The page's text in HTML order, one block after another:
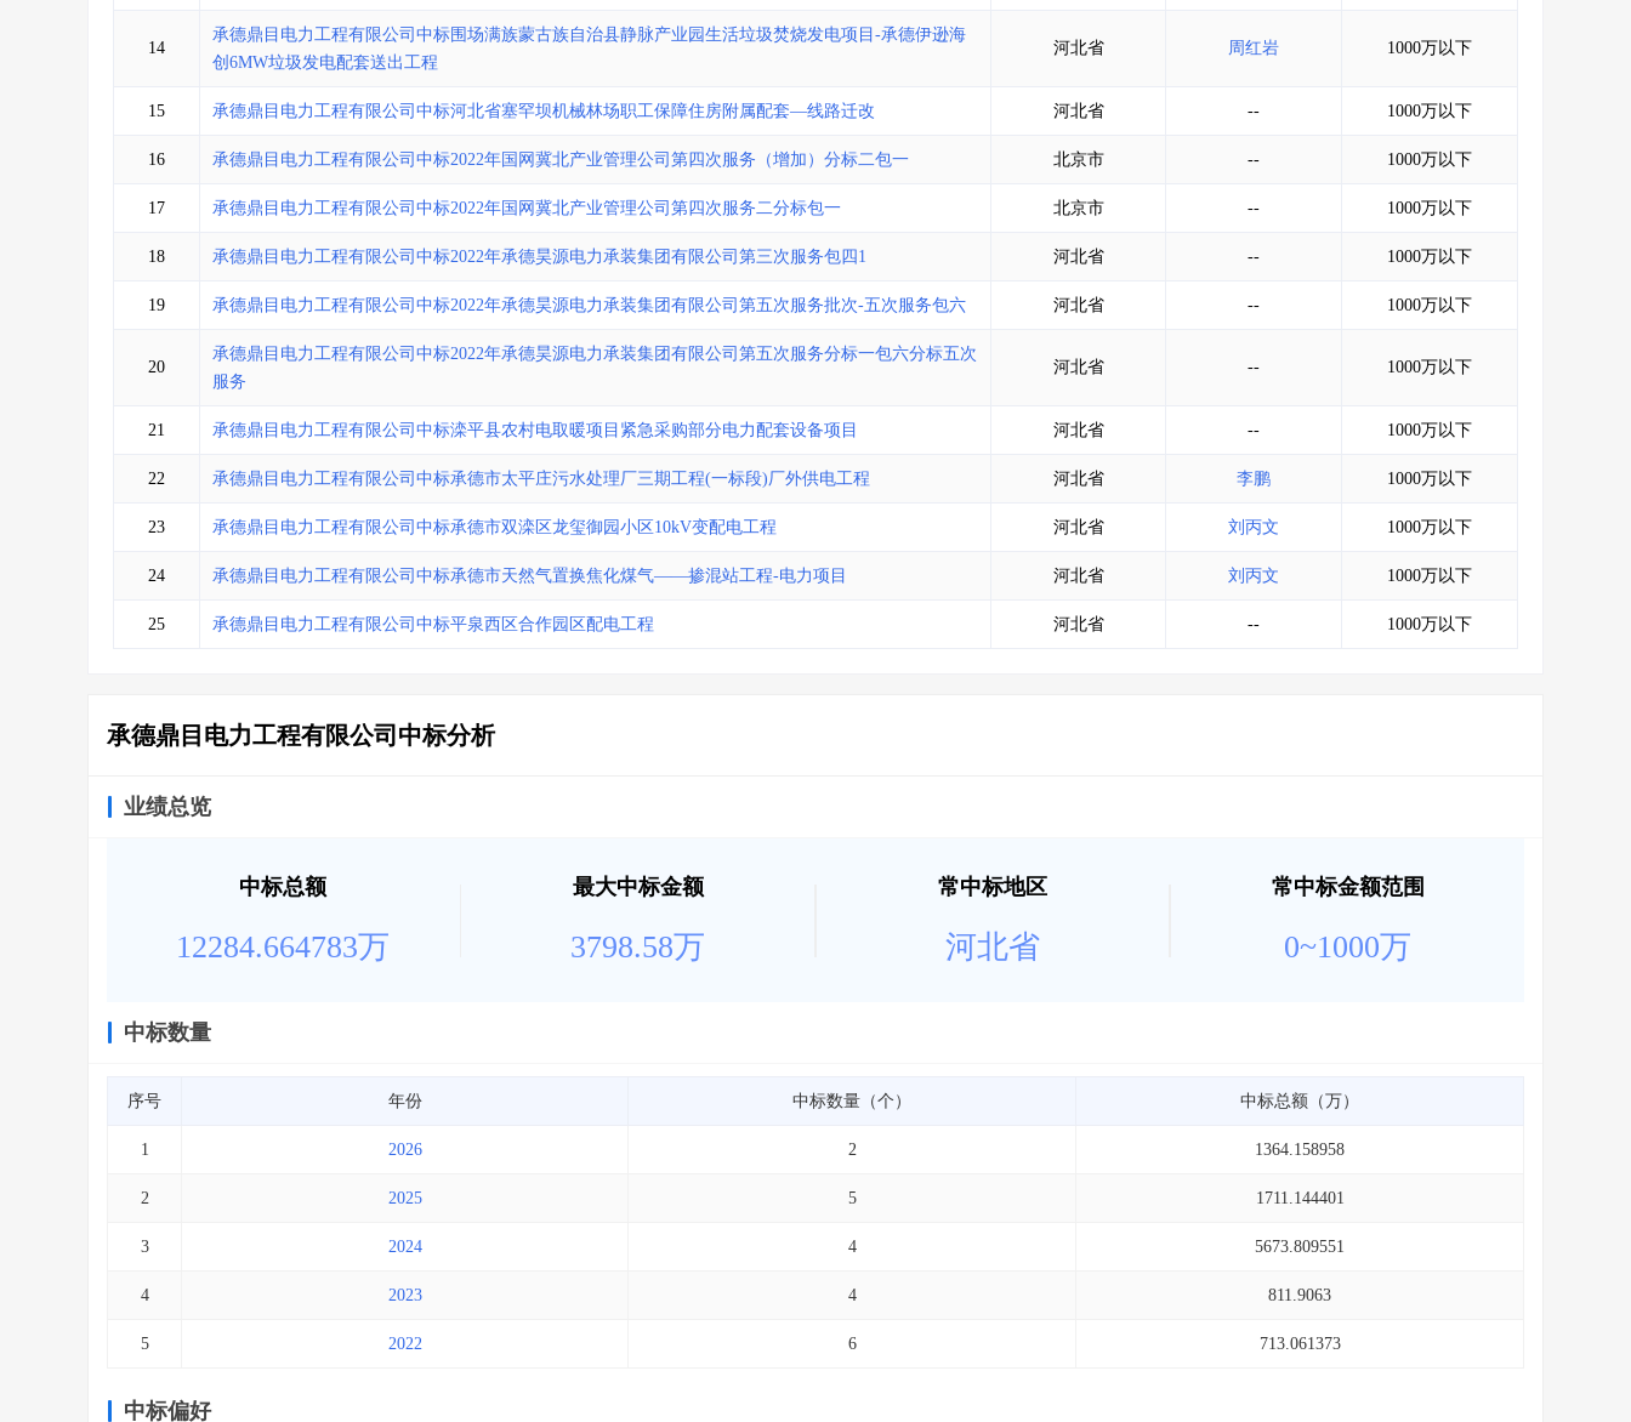
14
承德鼎目电力工程有限公司中标围场满族蒙古族自治县静脉产业园生活垃圾焚烧发电项目-承德伊逊海
创6MW垃圾发电配套送出工程
河北省 周红岩 1000万以下
15 承德鼎目电力工程有限公司中标河北省塞罕坝机械林场职工保障住房附属配套—线路迁改 河北省 -- 1000万以下
16 承德鼎目电力工程有限公司中标2022年国网冀北产业管理公司第四次服务（增加）分标二包一 北京市 -- 1000万以下
17 承德鼎目电力工程有限公司中标2022年国网冀北产业管理公司第四次服务二分标包一 北京市 -- 1000万以下
18 承德鼎目电力工程有限公司中标2022年承德昊源电力承装集团有限公司第三次服务包四1 河北省 -- 1000万以下
19 承德鼎目电力工程有限公司中标2022年承德昊源电力承装集团有限公司第五次服务批次-五次服务包六 河北省 -- 1000万以下
20
承德鼎目电力工程有限公司中标2022年承德昊源电力承装集团有限公司第五次服务分标一包六分标五次
服务
河北省 -- 1000万以下
21 承德鼎目电力工程有限公司中标滦平县农村电取暖项目紧急采购部分电力配套设备项目 河北省 -- 1000万以下
22 承德鼎目电力工程有限公司中标承德市太平庄污水处理厂三期工程(一标段)厂外供电工程 河北省 李鹏 1000万以下
23 承德鼎目电力工程有限公司中标承德市双滦区龙玺御园小区10kV变配电工程 河北省 刘丙文 1000万以下
24 承德鼎目电力工程有限公司中标承德市天然气置换焦化煤气——掺混站工程-电力项目 河北省 刘丙文 1000万以下
25 承德鼎目电力工程有限公司中标平泉西区合作园区配电工程 河北省 -- 1000万以下
承德鼎目电力工程有限公司中标分析
业绩总览
中标总额
12284.664783万
最大中标金额
3798.58万
常中标地区
河北省
常中标金额范围
0~1000万
中标数量
序号 年份 中标数量（个） 中标总额（万）
1 2026 2 1364.158958
2 2025 5 1711.144401
3 2024 4 5673.809551
4 2023 4 811.9063
5 2022 6 713.061373
中标偏好